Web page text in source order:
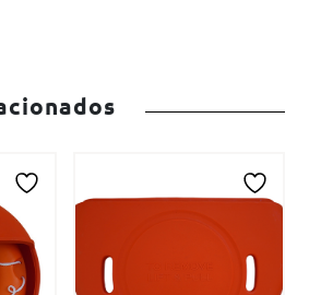
à
lista
de
desejos
Adicionar
de
desejos